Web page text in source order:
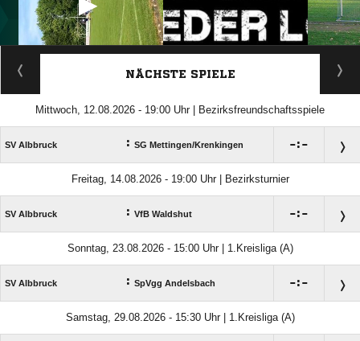
ANZEIGE
NÄCHSTE SPIELE
Mittwoch, 12.08.2026 - 19:00 Uhr | Bezirksfreundschaftsspiele
SV Albbruck : SG Mettingen/​Krenkingen :
Freitag, 14.08.2026 - 19:00 Uhr | Bezirksturnier
SV Albbruck : VfB Waldshut :
Sonntag, 23.08.2026 - 15:00 Uhr | 1.Kreisliga (A)
SV Albbruck : SpVgg Andelsbach :
Samstag, 29.08.2026 - 15:30 Uhr | 1.Kreisliga (A)